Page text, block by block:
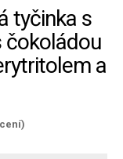
tyčinka s
čokoládou
a